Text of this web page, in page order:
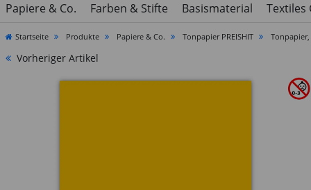
Papiere & Co.
Farben & Stifte Basismaterial Textiles
Startseite Produkte Papiere & Co. Tonpapier PREISHIT Tonpapier,
Vorheriger Artikel